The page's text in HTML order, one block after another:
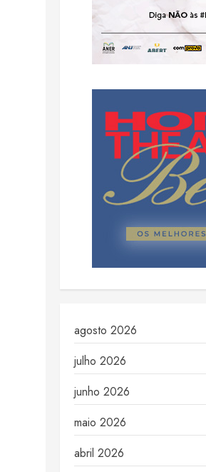
agosto 2026
julho 2026
junho 2026
maio 2026
abril 2026